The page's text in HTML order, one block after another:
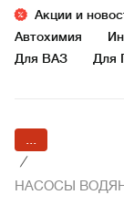
Акции и
Автохимия
Для ВАЗ
Для
...
/
НАСОСЫ